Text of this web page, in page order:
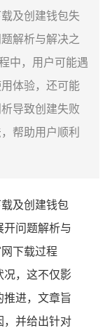
及创建钱包失
解析与解决之
中，用户可能遇
体验，还可能
导致创建失败
帮助用户顺利
及创建钱包
开问题解析与
下载过程
况，这不仅影
推进，文章旨
，并给出针对